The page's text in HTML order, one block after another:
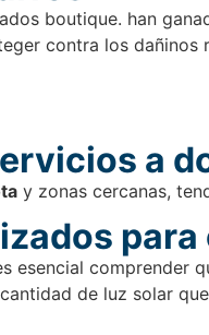
boutique. han
contra los
a
y zonas cercanas,
para
esencial comprender
de luz solar